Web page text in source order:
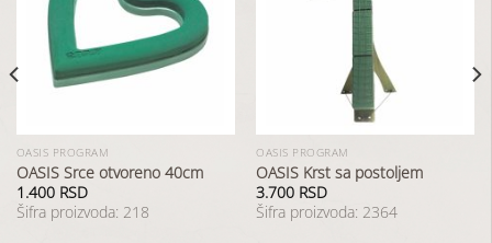
Dodaj
listu
želja
OASIS PROGRAM
OASIS Srce otvoreno 40cm
1.400 RSD
Šifra proizvoda: 218
OASIS PROGRAM
OASIS Krst sa postoljem
3.700 RSD
Šifra proizvoda: 2364